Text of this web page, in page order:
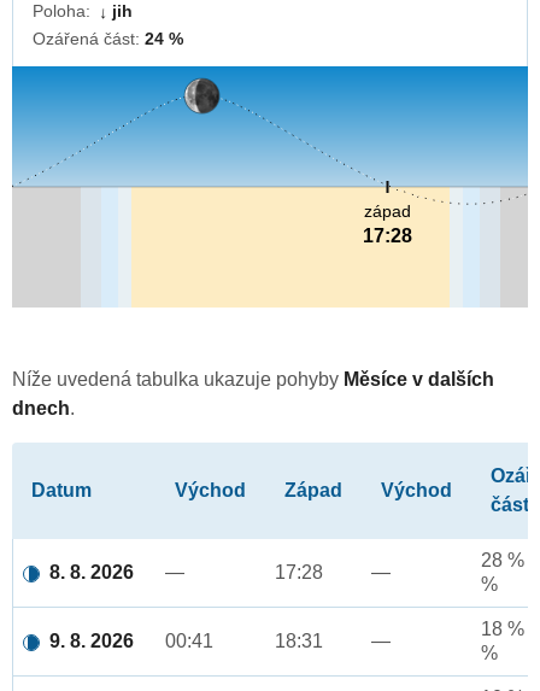
Poloha:
↓ jih
Ozářená část: 24 %
západ
17:28
Níže uvedená tabulka ukazuje pohyby Měsíce v dalších
dnech.
Datum Východ Západ Východ
část
8. 8. 2026 — 17:28 —
28 %
%
9. 8. 2026 00:41 18:31 —
18 %
%